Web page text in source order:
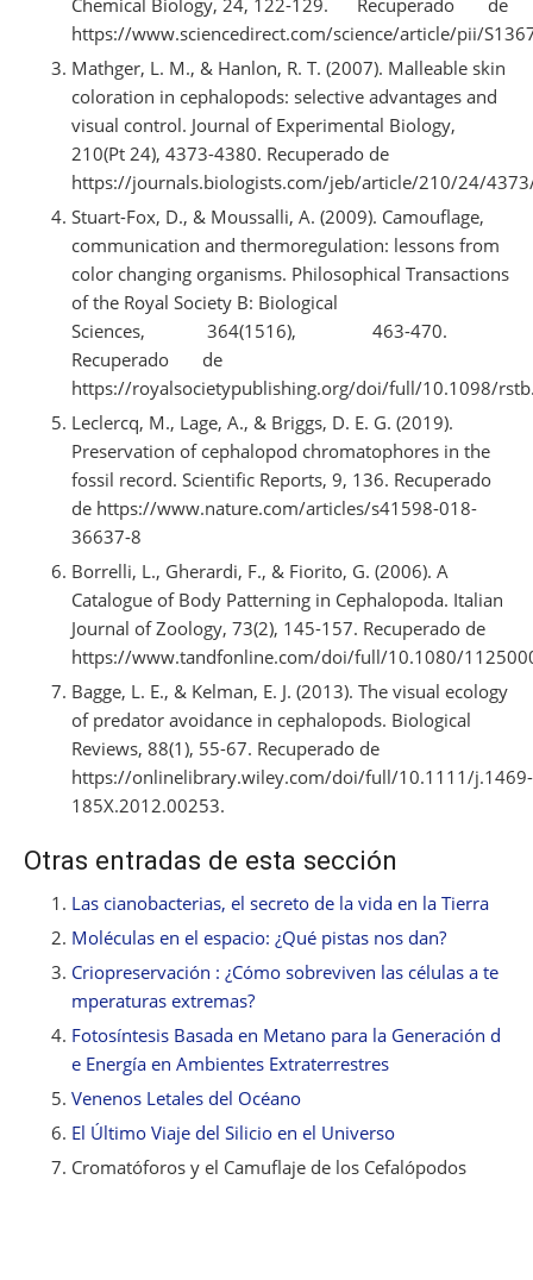
Chemical Biology, 24, 122-129. Recuperado de
https://www.sciencedirect.com/science/article/pii/
Mathger, L. M., & Hanlon, R. T. (2007). Malleable skin
coloration in cephalopods: selective advantages and
visual control. Journal of Experimental Biology,
210(Pt 24), 4373-4380. Recuperado de
https://journals.biologists.com/jeb/article/210/24/
Stuart-Fox, D., & Moussalli, A. (2009). Camouflage,
communication and thermoregulation: lessons from
color changing organisms. Philosophical Transactions
of the Royal Society B: Biological
Sciences, 364(1516), 463-470.
Recuperado de
https://royalsocietypublishing.org/doi/full/10.1098/
Leclercq, M., Lage, A., & Briggs, D. E. G. (2019).
Preservation of cephalopod chromatophores in the
fossil record. Scientific Reports, 9, 136. Recuperado
de https://www.nature.com/articles/s41598-018-
36637-8
Borrelli, L., Gherardi, F., & Fiorito, G. (2006). A
Catalogue of Body Patterning in Cephalopoda. Italian
Journal of Zoology, 73(2), 145-157. Recuperado de
https://www.tandfonline.com/doi/full/10.1080/
Bagge, L. E., & Kelman, E. J. (2013). The visual ecology
of predator avoidance in cephalopods. Biological
Reviews, 88(1), 55-67. Recuperado de
https://onlinelibrary.wiley.com/doi/full/10.1111/j.1469-
185X.2012.00253.
Otras entradas de esta sección
Las cianobacterias, el secreto de la vida en la Tierra
Moléculas en el espacio: ¿Qué pistas nos dan?
Criopreservación : ¿Cómo sobreviven las células a te
mperaturas extremas?
Fotosíntesis Basada en Metano para la Generación d
e Energía en Ambientes Extraterrestres
Venenos Letales del Océano
El Último Viaje del Silicio en el Universo
Cromatóforos y el Camuflaje de los Cefalópodos